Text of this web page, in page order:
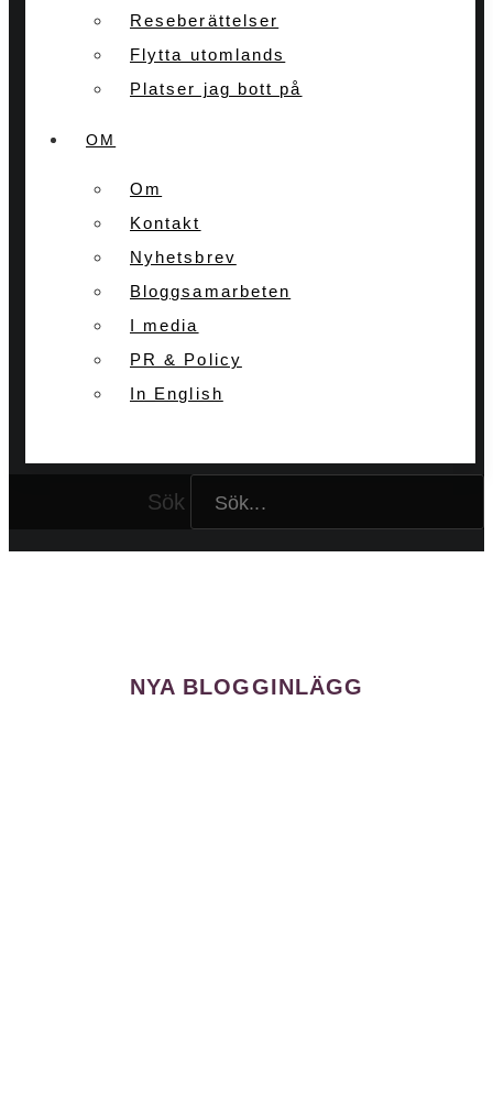
Reseberättelser
Flytta utomlands
Platser jag bott på
OM
Om
Kontakt
Nyhetsbrev
Bloggsamarbeten
I media
PR & Policy
In English
Sök
NYA BLOGGINLÄGG